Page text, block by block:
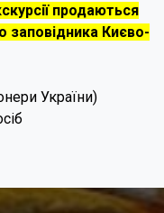
продаються
заповідника Києво-
України)